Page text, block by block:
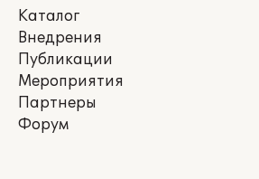
Каталог
Внедрения
Публикации
Мероприятия
Партнеры
Форум